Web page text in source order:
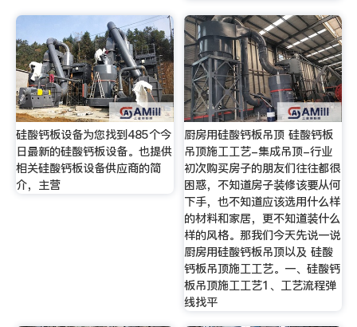
硅酸钙板设备为您找到485个今
日最新的硅酸钙板设备。也提供
相关硅酸钙板设备供应商的简
介，主营
厨房用硅酸钙板吊顶 硅酸钙板
吊顶施工工艺-集成吊顶-行业
初次购买房子的朋友们往往都很
困惑，不知道房子装修该要从何
下手，也不知道应该选用什么样
的材料和家居，更不知道装什么
样的风格。那我们今天先说一说
厨房用硅酸钙板吊顶以及 硅酸
钙板吊顶施工工艺。一、硅酸钙
板吊顶施工工艺1、工艺流程弹
线找平